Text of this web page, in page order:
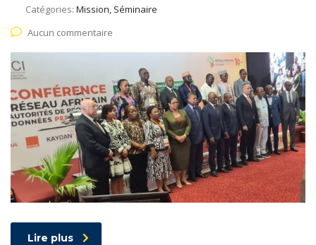
Catégories: Mission, Séminaire
Aucun commentaire
Lire plus